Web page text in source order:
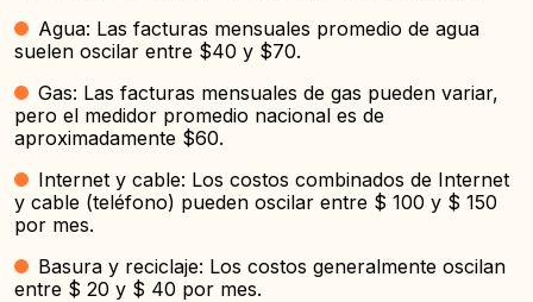
Agua: Las facturas mensuales promedio de agua
suelen oscilar entre $40 y $70.
Gas: Las facturas mensuales de gas pueden variar,
pero el medidor promedio nacional es de
aproximadamente $60.
Internet y cable: Los costos combinados de Internet
y cable (teléfono) pueden oscilar entre $ 100 y $ 150
por mes.
Basura y reciclaje: Los costos generalmente oscilan
entre $ 20 y $ 40 por mes.